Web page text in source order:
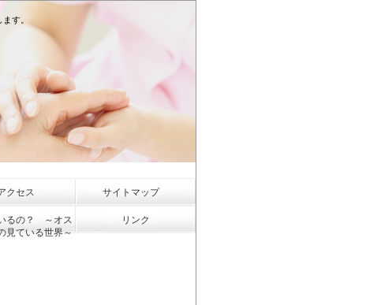
ます。
クセス サイトマップ
るの？ ～オス
見ている世界～
リンク